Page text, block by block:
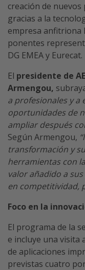
creación de
gracias a la
empresa anfitriona
ponentes
DG EMEA y Eurecat.
El presidente de
Armengou,
a profesionales y a
oportunidades de
ampliar después
Según Armengou,
transformación y
herramientas con
valor añadido a
en competitividad,
Foco en la
El programa de la
e incluye una visita
de aplicaciones
previstas cuatro